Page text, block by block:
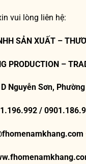
vui lòng liên hệ:
SẢN XUẤT –
PRODUCTION –
Nguyễn Sơn,
/